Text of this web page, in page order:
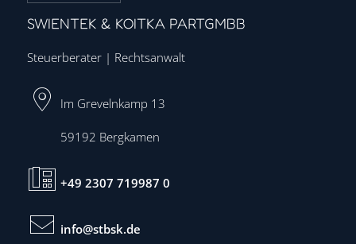
SWIENTEK & KOITKA PARTGMBB
Steuerberater | Rechtsanwalt
Im Grevelnkamp 13
59192 Bergkamen
+49 2307 719987 0
info@stbsk.de